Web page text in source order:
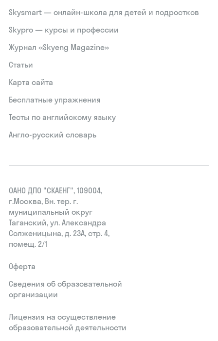
Skysmart — онлайн-школа для детей и подростков
Skypro — курсы и профессии
Журнал «Skyeng Magazine»
Статьи
Карта сайта
Бесплатные упражнения
Тесты по английскому языку
Англо-русский словарь
ОАНО ДПО "СКАЕНГ", 109004,
г.Москва, Вн. тер. г.
муниципальный округ
Таганский, ул. Александра
Солженицына, д. 23А, стр. 4,
помещ. 2/1
Оферта
Сведения об образовательной
организации
Лицензия на осуществление
образовательной деятельности